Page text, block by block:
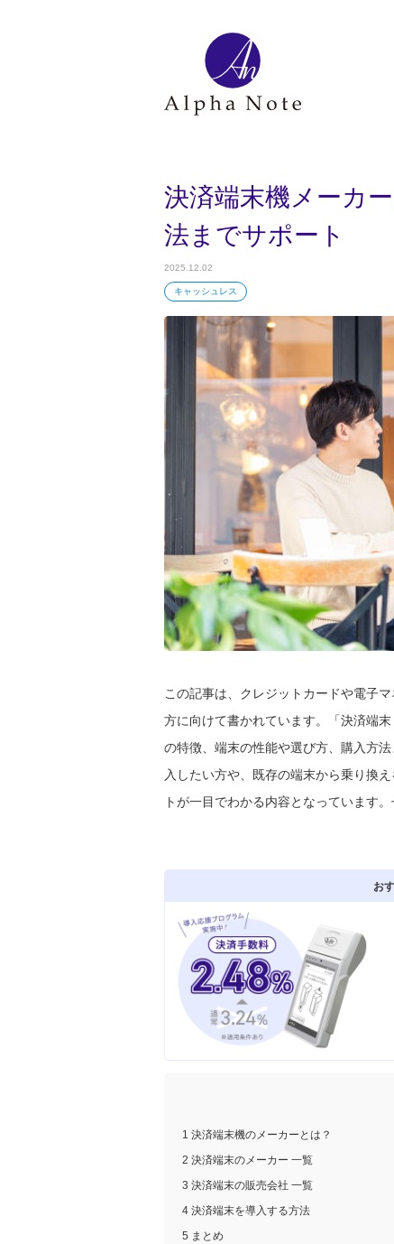
決済端末機メーカ
法までサポート
2025.12.02
キャッシュレス
この記事は、クレジットカードや電子
方に向けて書かれています。「決済端
の特徴、端末の性能や選び方、購入方
入したい方や、既存の端末から乗り換
トが一目でわかる内容となっています
お
1 決済端末機のメーカーとは？
2 決済端末のメーカー 一覧
3 決済端末の販売会社 一覧
4 決済端末を導入する方法
5 まとめ